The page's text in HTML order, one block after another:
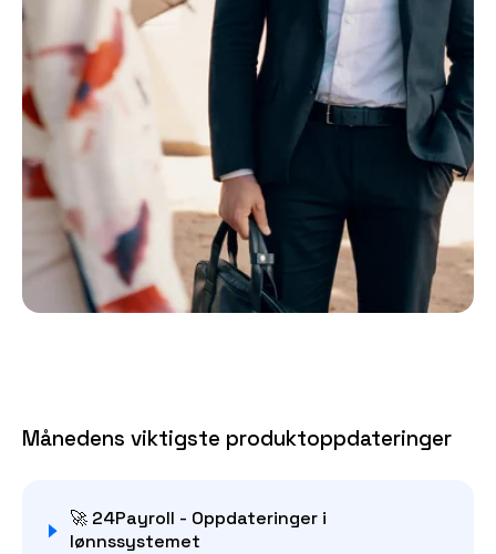
Månedens viktigste produktoppdateringer
🚀 24Payroll - Oppdateringer i
lønnssystemet